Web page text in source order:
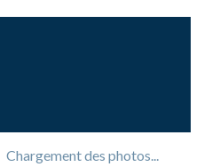
Chargement des photos...